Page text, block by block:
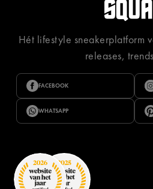
Hét lifestyle sneakerplatform
releases,
FACEBOOK
WHATSAPP